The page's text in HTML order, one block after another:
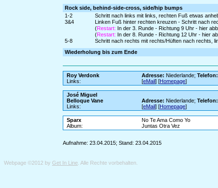
Rock side, behind-side-cross, side/hip bumps
1-2
Schritt nach links mit links, rechten Fuß etwas
3&4
Linken Fuß hinter rechten kreuzen - Schritt nach
(Restart: In der 3. Runde - Richtung 9 Uhr - hier
(Restart: In der 8. Runde - Richtung 12 Uhr - hier
5-8
Schritt nach rechts mit rechts/Hüften nach rechts,
Wiederholung bis zum Ende
Roy Verdonk Adresse: Niederlande;Telefon:
Links:
[eMail] [Homepage]
José Miguel
Belloque Vane
Adresse: Niederlande;Telefon:
Links:
[eMail] [Homepage]
Sparx
No Te Ama Como Yo
Album:
Juntas Otra Vez
Aufnahme: 23.04.2015; Stand: 23.04.2015
Webpage ©2012 by Get In Line . Alle Rechte vorbehalten.